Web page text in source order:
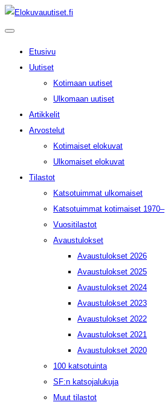
Etusivu
Uutiset
Kotimaan uutiset
Ulkomaan uutiset
Artikkelit
Arvostelut
Kotimaiset elokuvat
Ulkomaiset elokuvat
Tilastot
Katsotuimmat ulkomaiset
Katsotuimmat kotimaiset 1970–
Vuositilastot
Avaustulokset
Avaustulokset 2026
Avaustulokset 2025
Avaustulokset 2024
Avaustulokset 2023
Avaustulokset 2022
Avaustulokset 2021
Avaustulokset 2020
100 katsotuinta
SF:n katsojalukuja
Muut tilastot